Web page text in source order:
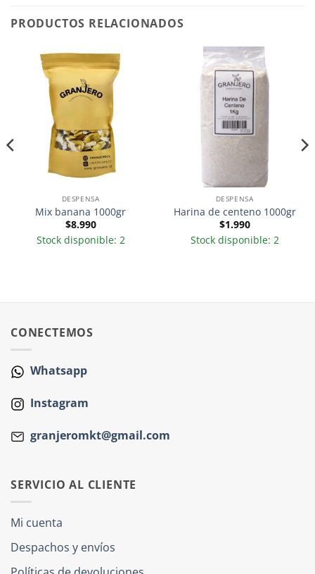
PRODUCTOS RELACIONADOS
DESPENSA
Mix banana 1000gr
$8.990
Stock disponible: 2
DESPENSA
Harina de centeno 1000gr
$1.990
Stock disponible: 2
CONECTEMOS
Whatsapp
Instagram
granjeromkt@gmail.com
SERVICIO AL CLIENTE
Mi cuenta
Despachos y envíos